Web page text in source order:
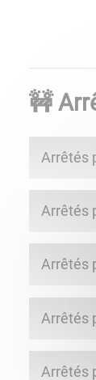
🚧
Arrêtés
Arrêtés
Arrêtés
Arrêtés
Arrêtés